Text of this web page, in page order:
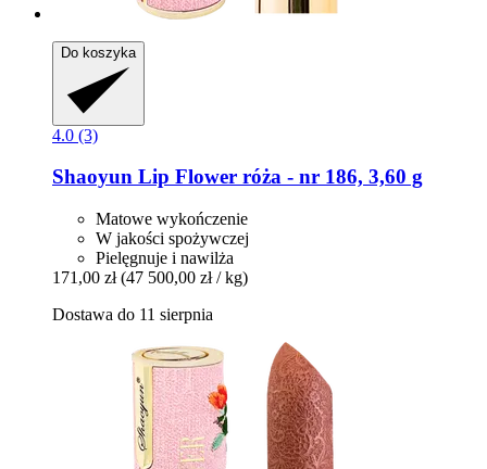
Do koszyka
4.0 (3)
Shaoyun Lip Flower róża -​ nr 186, 3,60 g
Matowe wykończenie
W jakości spożywczej
Pielęgnuje i nawilża
171,00 zł (47 500,00 zł / kg)
Dostawa do 11 sierpnia